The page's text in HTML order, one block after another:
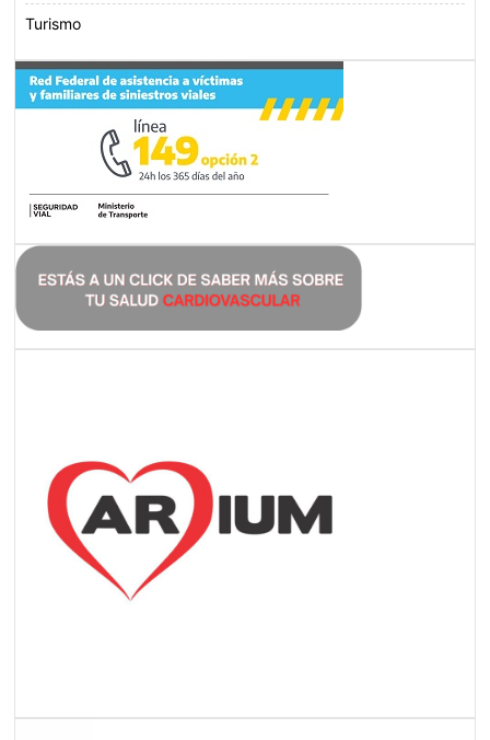
Turismo